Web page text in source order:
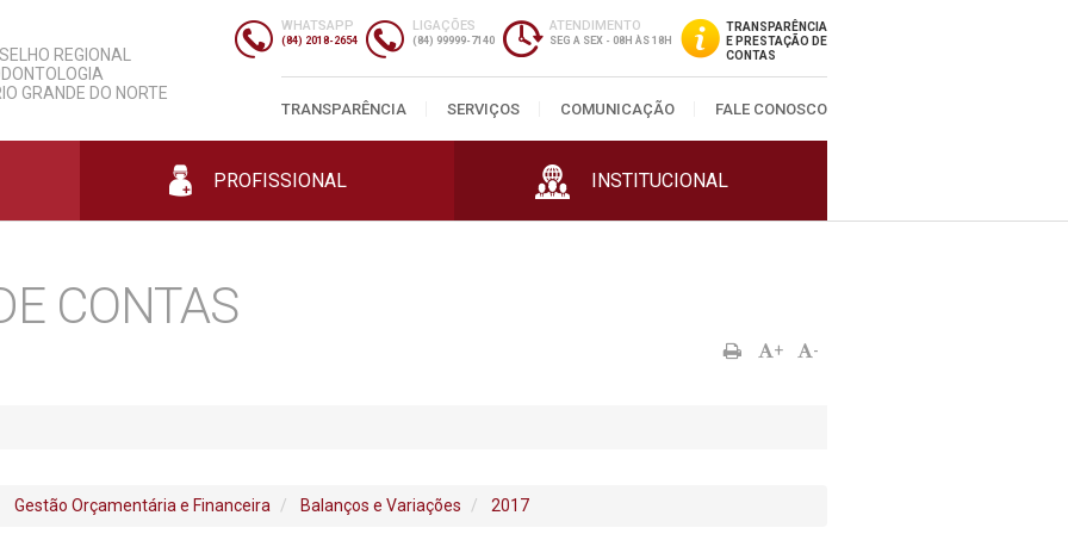
REGIONAL
GRANDE DO NORTE
WHATSAPP
(84) 2018-2654
LIGAÇÕES
(84) 99999-7140
ATENDIMENTO
SEG A SEX - 08H ÀS 18H
TRANSPARÊNCIA
E PRESTAÇÃO DE
CONTAS
TRANSPARÊNCIA SERVIÇOS COMUNICAÇÃO FALE CONOSCO
PROFISSIONAL INSTITUCIONAL
Profissionais
Entidades
Parcerias
Classificados
Contratos
Licitações
Prestação de Contas
Editais e Portarias
CONTAS
+ -
Gestão Orçamentária e Financeira Balanços e Variações 2017